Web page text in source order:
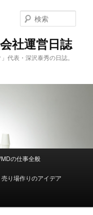
社運営日誌
代表・深沢泰秀の日誌。
索
の仕事全般
売り場作りのアイデア